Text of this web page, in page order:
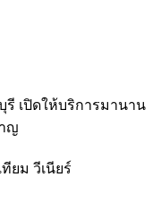
เปิดให้บริการมานาน
ญ
ยม วีเนียร์